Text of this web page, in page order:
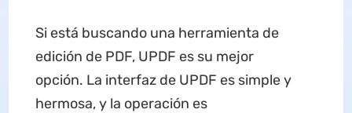
Si está buscando una herramienta de
edición de PDF, UPDF es su mejor
opción. La interfaz de UPDF es simple y
hermosa, y la operación es